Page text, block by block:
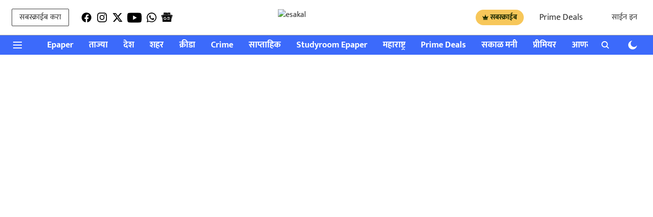
सबस्क्राईब करा सबस्क्राईब Prime Deals साईन इन
Epaper ताज्या देश शहर क्रीडा Crime साप्ताहिक Studyroom Epaper महाराष्ट्र Prime Deals सकाळ मनी प्रीमियर आणखी राशी भविष्य